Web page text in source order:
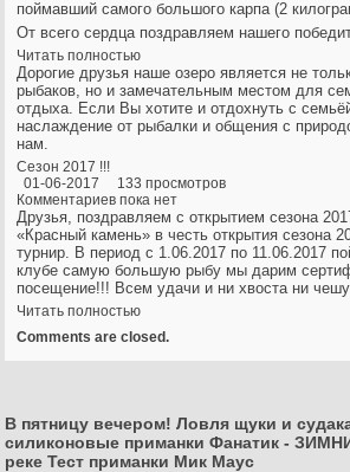
поймавший самого большого карпа (2
От всего сердца поздравляем нашего
Читать полностью
Дорогие друзья наше озеро является не
рыбаков, но и замечательным местом для
отдыха. Если Вы хотите и отдохнуть с
наслаждение от рыбалки и общения с
нам.
Сезон 2017 !!!
01-06-2017 133 просмотров
Комментариев пока нет
Друзья, поздравляем с открытием сезона
«Красный камень» в честь открытия сезона
турнир. В период с 1.06.2017 по 11.06.2017
клубе самую большую рыбу мы дарим
посещение!!! Всем удачи и ни хвоста ни
Читать полностью
Comments are closed.
В пятницу вечером! Ловля щуки и
силиконовые приманки Фанатик -
реке Тест приманки Мик Маус